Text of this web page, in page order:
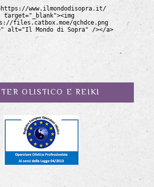
OLISTICO E REIKI